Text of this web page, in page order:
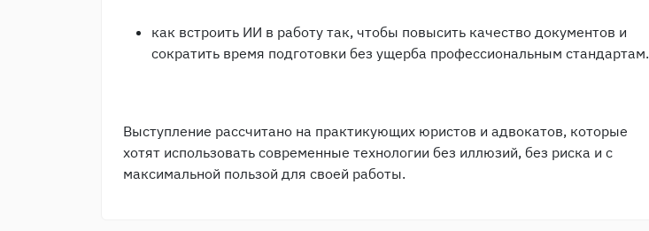
как встроить ИИ в работу так, чтобы повысить качество документов и
сократить время подготовки без ущерба профессиональным стандартам.
Выступление рассчитано на практикующих юристов и адвокатов, которые
хотят использовать современные технологии без иллюзий, без риска и с
максимальной пользой для своей работы.